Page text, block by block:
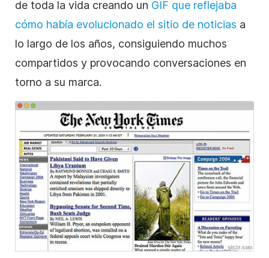
de toda la vida creando un GIF que reflejaba
cómo había evolucionado el sitio de noticias a
lo largo de los años, consiguiendo muchos
compartidos y provocando conversaciones en
torno a su marca.